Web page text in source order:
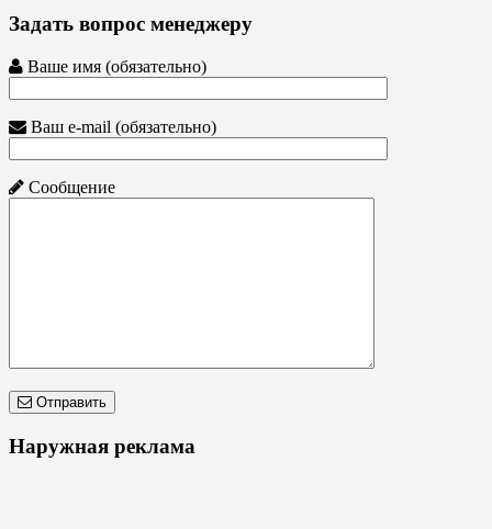
Задать вопрос менеджеру
Ваше имя (обязательно)
Ваш e-mail (обязательно)
Сообщение
Отправить
Наружная реклама